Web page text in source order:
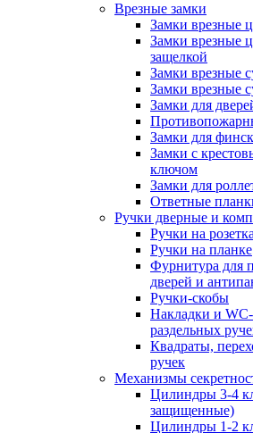
Врезные замки
Замки врезные
Замки врезные
защелкой
Замки врезные
Замки врезные
Замки для
Замки для
Замки с
ключом
Замки для
Ответные
Ручки дверные и
Ручки на
Ручки на планке
Фурнитура для
дверей и
Ручки-скобы
Накладки и
раздельных
Квадраты,
ручек
Механизмы
Цилиндры 3-4
защищенные)
Цилиндры 1-2